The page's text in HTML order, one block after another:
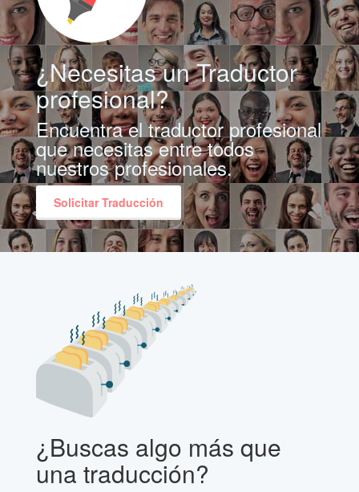
¿Necesitas un Traductor
profesional?
Encuentra el traductor profesional
que necesitas entre todos
nuestros profesionales.
Solicitar Traducción
¿Buscas algo más que
una traducción?